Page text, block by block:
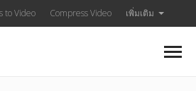
to Video Compress Video เพิ่มเติม